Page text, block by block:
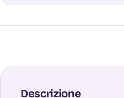
Descrizione